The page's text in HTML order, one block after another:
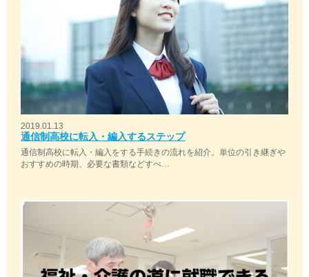
2019.01.13
通信制高校に転入・編入するステップ
通信制高校に転入・編入をする手続きの流れを紹介。単位の引き継ぎや
おすすめの時期、必要な書類などすべ…